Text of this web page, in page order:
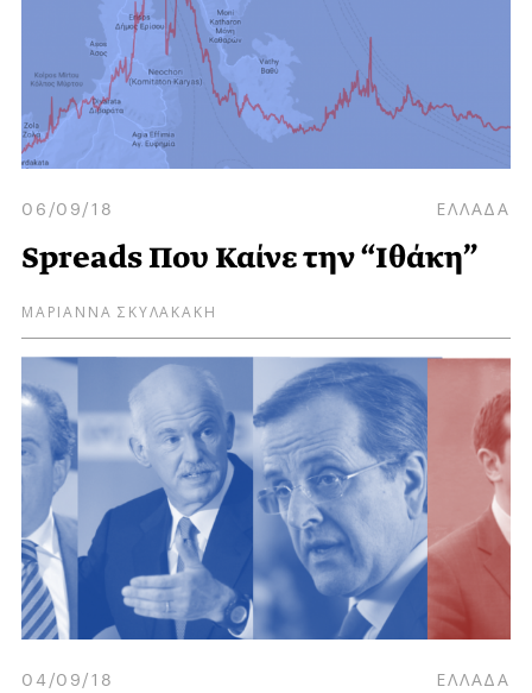
06/09/18 ΕΛΛΑΔΑ
Spreads Που Καίνε την “Ιθάκη”
ΜΑΡΙΑΝΝΑ ΣΚΥΛΑΚΑΚΗ
04/09/18 ΕΛΛΑΔΑ